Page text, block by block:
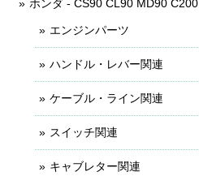
ホンダ - CS90 CL90 MD90 C200
エンジンパーツ
ハンドル・レバー関連
ケーブル・ライン関連
スイッチ関連
キャブレター関連